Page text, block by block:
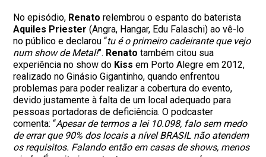
No episódio, Renatorelembrou o espanto do baterista
Aquiles Priester (Angra, Hangar, Edu Falaschi) ao vê-lo
no público e declarou “tu é o primeiro cadeirante que vejo
num show de Metal!”. Renato também citou sua
experiência no show do Kiss em Porto Alegre em 2012,
realizado no Ginásio Gigantinho, quando enfrentou
problemas para poder realizar a cobertura do evento,
devido justamente à falta de um local adequado para
pessoas portadoras de deficiência. O podcaster
comenta: “Apesar de termos a lei 10.098, falo sem medo
de errar que 90% dos locais a nível BRASIL não atendem
os requisitos. Falando então em casas de shows, menos